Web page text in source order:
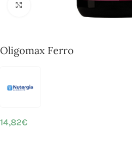
Click to enlarge
Oligomax Ferro
14,82€